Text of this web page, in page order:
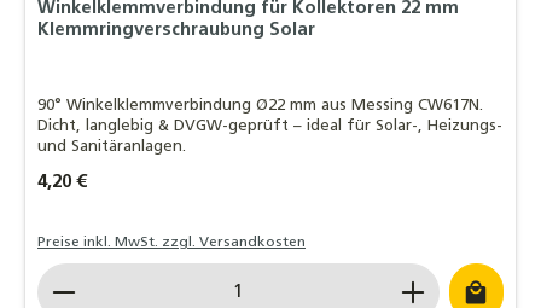
Winkelklemmverbindung für Kollektoren 22 mm
Klemmringverschraubung Solar
90° Winkelklemmverbindung Ø22 mm aus Messing CW617N.
Dicht, langlebig & DVGW-geprüft – ideal für Solar-, Heizungs-
und Sanitäranlagen.
Regulärer Preis:
4,20 €
Preise inkl. MwSt. zzgl. Versandkosten
Produkt Anzahl: Gib den gewünschten Wert